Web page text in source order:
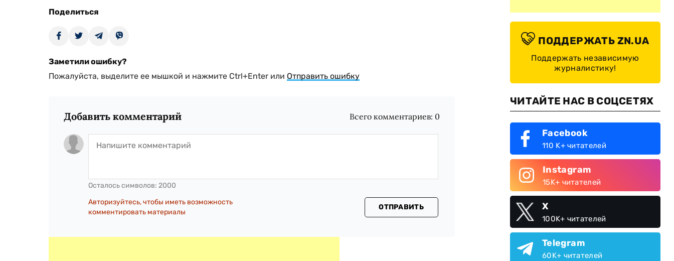
Поделиться
Заметили ошибку?
Пожалуйста, выделите ее мышкой и нажмите Ctrl+Enter или Отправить ошибку
Добавить комментарий Всего комментариев: 0
Осталось символов: 2000
Авторизуйтесь, чтобы иметь возможность
комментировать материалы
ОТПРАВИТЬ
ПОДДЕРЖАТЬ ZN.UA
Поддержать независимую
журналистику!
ЧИТАЙТЕ НАС В СОЦСЕТЯХ
Facebook
110 K+ читателей
Instagram
15K+ читателей
X
100K+ читателей
Telegram
60K+ читателей